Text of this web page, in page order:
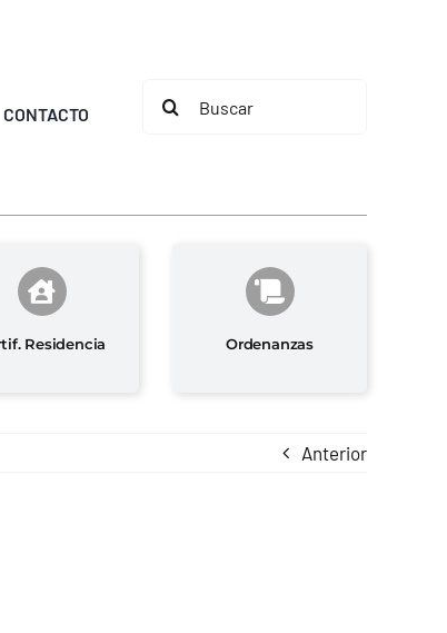
CONTACTO
Buscar:
Residencia Ordenanzas
Anterior